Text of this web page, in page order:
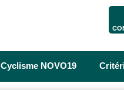
Cyclisme NOVO19